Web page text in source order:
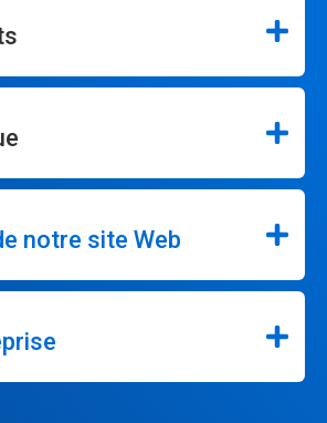
notre site Web